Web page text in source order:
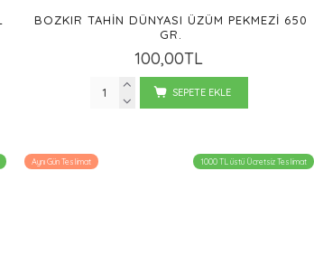
BOZKIR TAHIN DÜNYASI ÜZÜM PEKMEZI 650
GR.
100,00TL
SEPETE EKLE
Aynı Gün Teslimat 1000 TL üstü Ücretsiz Teslimat